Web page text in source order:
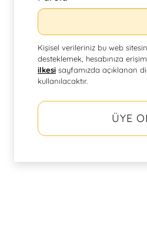
Kişisel verileriniz bu web
desteklemek, hesabınıza
ilkesi sayfamızda açıklanan
kullanılacaktır.
ÜYE OL